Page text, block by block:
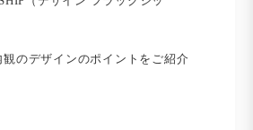
のデザインのポイントをご紹介